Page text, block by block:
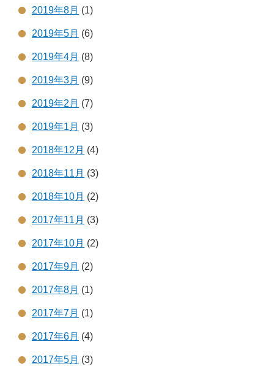
2019年8月 (1)
2019年5月 (6)
2019年4月 (8)
2019年3月 (9)
2019年2月 (7)
2019年1月 (3)
2018年12月 (4)
2018年11月 (3)
2018年10月 (2)
2017年11月 (3)
2017年10月 (2)
2017年9月 (2)
2017年8月 (1)
2017年7月 (1)
2017年6月 (4)
2017年5月 (3)